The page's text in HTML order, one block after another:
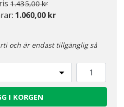
Pris nedsatt från
1.435,00 krtill
1.060,00 kr
och är endast tillgänglig så
I KORGEN